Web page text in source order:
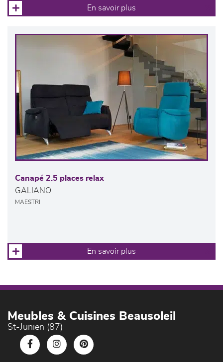
En savoir plus
Canapé 2.5 places relax
GALIANO
MAESTRI
En savoir plus
Meubles & Cuisines Beausoleil
St-Junien (87)